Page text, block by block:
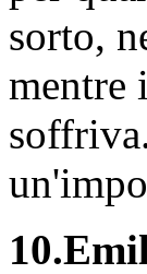
sorto,
mentre
10.